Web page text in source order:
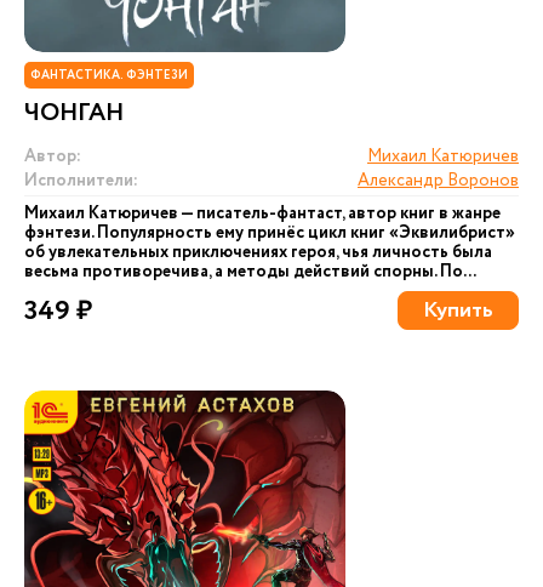
ФАНТАСТИКА. ФЭНТЕЗИ
ЧОНГАН
Автор:
Михаил Катюричев
Исполнители:
Александр Воронов
Михаил Катюричев — писатель-фантаст, автор книг в жанре
фэнтези. Популярность ему принёс цикл книг «Эквилибрист»
об увлекательных приключениях героя, чья личность была
весьма противоречива, а методы действий спорны. По...
349 ₽ Купить